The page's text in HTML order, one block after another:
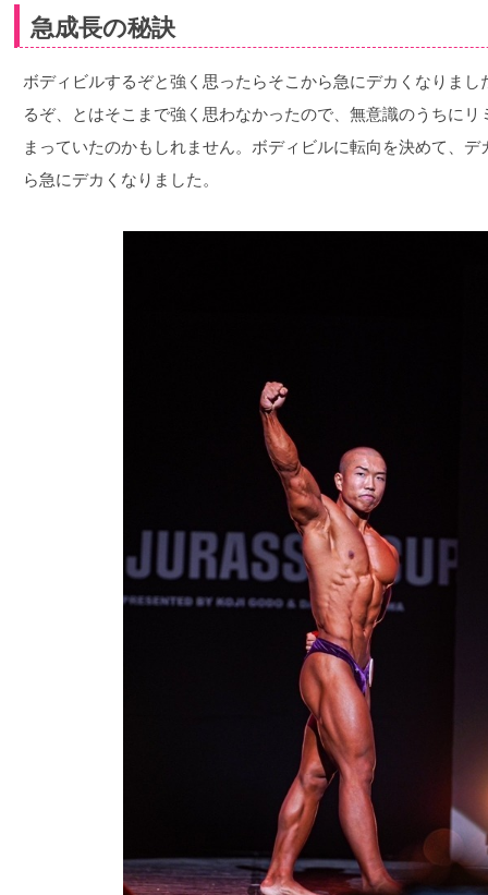
急成長の秘訣
ボディビルするぞと強く思ったらそこから急にデカくなりま
るぞ、とはそこまで強く思わなかったので、無意識のうちに
まっていたのかもしれません。ボディビルに転向を決めて、
ら急にデカくなりました。